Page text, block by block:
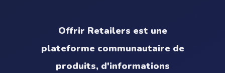
Offrir Retailers est une
plateforme communautaire de
produits, d'informations